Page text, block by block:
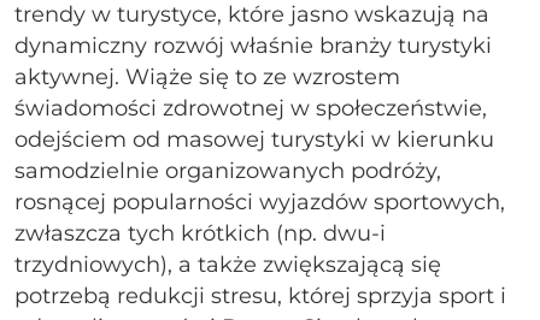
trendy w turystyce, które jasno wskazują na
dynamiczny rozwój właśnie branży turystyki
aktywnej. Wiąże się to ze wzrostem
świadomości zdrowotnej w społeczeństwie,
odejściem od masowej turystyki w kierunku
samodzielnie organizowanych podróży,
rosnącej popularności wyjazdów sportowych,
zwłaszcza tych krótkich (np. dwu-i
trzydniowych), a także zwiększającą się
potrzebą redukcji stresu, której sprzyja sport i